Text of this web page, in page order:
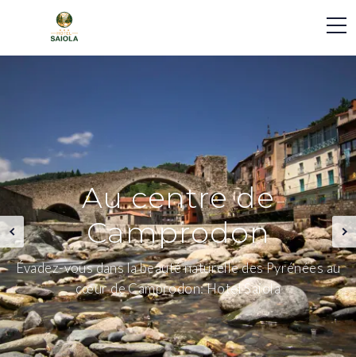
Au centre de
Camprodon
Évadez-vous dans la beauté naturelle des Pyrénées au
cœur de Camprodon: Hotel Saiola